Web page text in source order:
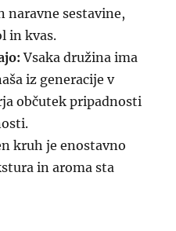
naravne sestavine,
in kvas.
Vsaka družina ima
iz generacije v
občutek pripadnosti
kruh je enostavno
in aroma sta